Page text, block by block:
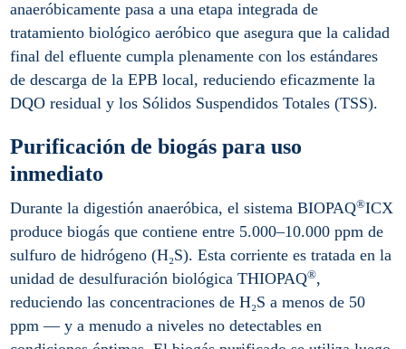
anaeróbicamente pasa a una etapa integrada de
tratamiento biológico aeróbico que asegura que la calidad
final del efluente cumpla plenamente con los estándares
de descarga de la EPB local, reduciendo eficazmente la
DQO residual y los Sólidos Suspendidos Totales (TSS).
Purificación de biogás para uso
inmediato
Durante la digestión anaeróbica, el sistema BIOPAQ®ICX
produce biogás que contiene entre 5.000–10.000 ppm de
sulfuro de hidrógeno (H₂S). Esta corriente es tratada en la
unidad de desulfuración biológica THIOPAQ®,
reduciendo las concentraciones de H₂S a menos de 50
ppm — y a menudo a niveles no detectables en